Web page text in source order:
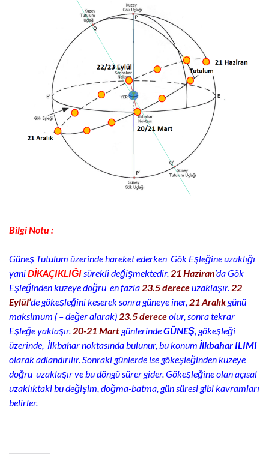
Bilgi Notu :
Güneş Tutulum üzerinde hareket ederken Gök Eşleğine uzaklığı
yaniDİKAÇIKLIĞI sürekli değişmektedir. 21 Haziran’da Gök
Eşleğinden kuzeye doğru en fazla 23.5 dereceuzaklaşır. 22
Eylül’de gökeşleğini keserek sonra güneye iner, 21 Aralıkgünü
maksimum ( – değer alarak) 23.5 dereceolur, sonra tekrar
Eşleğe yaklaşır. 20-21 MartgünlerindeGÜNEŞ , gökeşleği
üzerinde, İlkbahar noktasında bulunur, bu konum İlkbahar ILIMI
olarak adlandırılır. Sonraki günlerde ise gökeşleğinden kuzeye
doğru uzaklaşır ve bu döngü sürer gider. Gökeşleğine olan açısal
uzaklıktaki bu değişim, doğma-batma, gün süresi gibi kavramları
belirler.